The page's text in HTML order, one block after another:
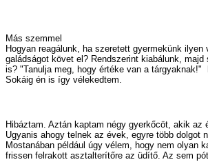
Más szemmel
Hogyan reagálunk, ha szeretett gyermekünk ilyen
galádságot követ el? Rendszerint kiabálunk,
is? "Tanulja meg, hogy értéke van a tárgyaknak!"
Sokáig én is így vélekedtem.
Hibáztam. Aztán kaptam négy gyerkőcöt, akik az
Ugyanis ahogy telnek az évek, egyre több dolgot
Mostanában például úgy vélem, hogy nem olyan
frissen felrakott asztalterítőre az üdítő. Az sem